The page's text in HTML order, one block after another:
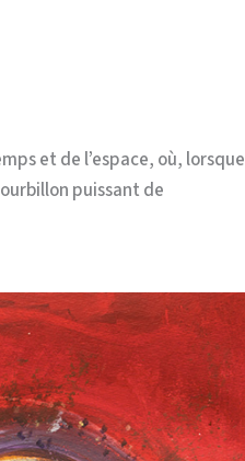
et de l’espace, où, lorsque
puissant de